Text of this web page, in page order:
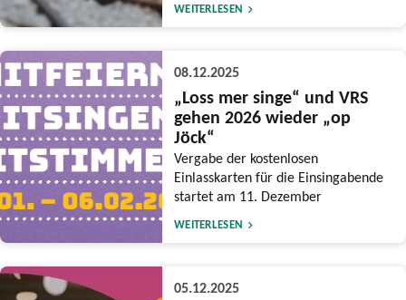
WEITERLESEN
08.12.2025
„Loss mer singe“ und VRS
gehen 2026 wieder „op
Jöck“
Vergabe der kostenlosen
Einlasskarten für die Einsingabende
startet am 11. Dezember
WEITERLESEN
05.12.2025